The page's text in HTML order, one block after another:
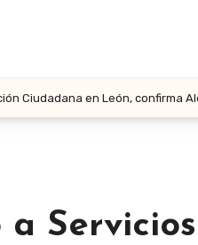
Ciudadana en León, confirma